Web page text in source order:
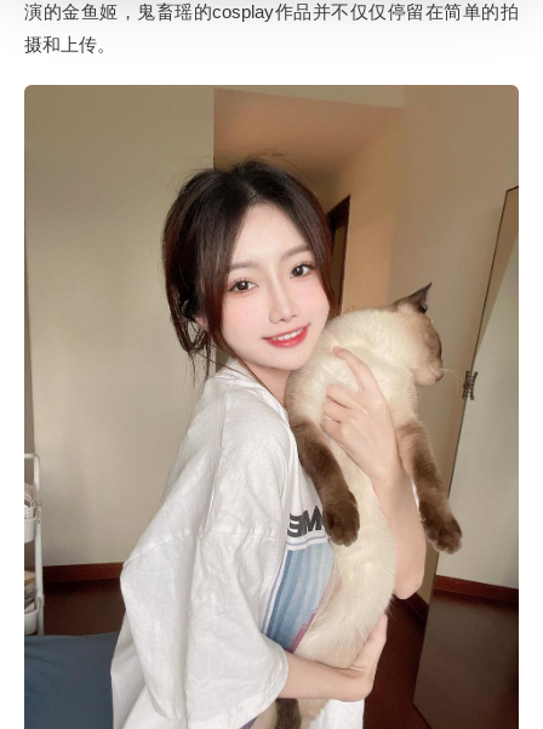
演的金鱼姬，鬼畜瑶的cosplay作品并不仅仅停留在简单的拍
摄和上传。